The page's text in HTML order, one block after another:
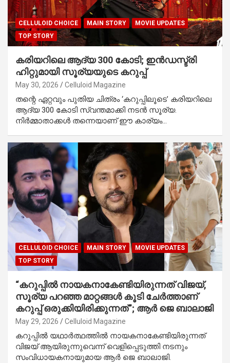
CELLULOID CHOICE MAIN STORY
MOVIE UPDATES
TOP STORY
കരിയറിലെ ആദ്യ 300 കോടി; ഇൻഡസ്ട്രി
ഹിറ്റുമായി സൂര്യയുടെ കറുപ്പ്
May 30, 2026 Celluloid Magazine
തന്റെ ഏറ്റവും പുതിയ ചിത്രം ‘കറുപ്പിലൂടെ’ കരിയറിലെ
ആദ്യ 300 കോടി സ്വന്തമാക്കി നടൻ സൂര്യ.
നിര്‍മ്മാതാക്കള്‍ തന്നെയാണ് ഈ കാര്യം…
CELLULOID CHOICE MAIN STORY
MOVIE UPDATES
TOP STORY
“കറുപ്പിൽ നായകനാകേണ്ടിയിരുന്നത് വിജയ്,
സൂര്യ പറഞ്ഞ മാറ്റങ്ങൾ കൂടി ചേർത്താണ്
കറുപ്പ് ഒരുക്കിയിരിക്കുന്നത്”; ആർ ജെ ബാലാജി
May 29, 2026 Celluloid Magazine
കറുപ്പിൽ യഥാർത്ഥത്തിൽ നായകനാകേണ്ടിയിരുന്നത്
വിജയ് ആയിരുന്നുവെന്ന് വെളിപ്പെടുത്തി നടനും
സംവിധായകനായുമായ ആർ ജെ ബാലാജി.